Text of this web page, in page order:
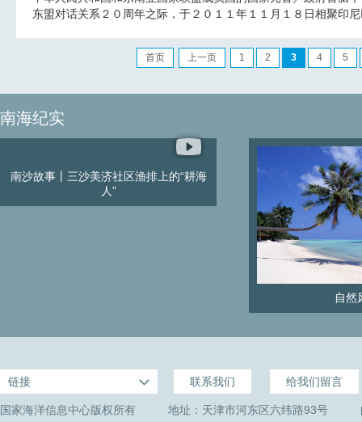
东盟对话关系２０周年之际，于２０１１年１１月１８日相聚印
首页 上一页 1 2 3 4 5
南海纪实
南沙故事丨三沙美济社区渔排上的“耕海
人”
自然
链接 联系我们 给我们留言
国家海洋信息中心版权所有 地址：天津市河东区六纬路93号